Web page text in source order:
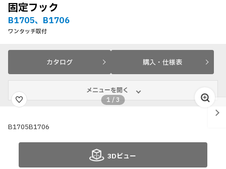
固定フック
B1705、B1706
ワンタッチ取付
カタログ 購入・仕様表
メニューを開く
1 /3
B1705B1706
3Dビュー